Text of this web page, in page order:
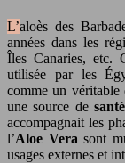
L’aloès des Barbades est une plante cultivée depuis de longues
années dans les
Îles Canaries, etc.
utilisée par les
comme un véritable
une source desanté
accompagnait les
l’Aloe Vera sont
usages externes et